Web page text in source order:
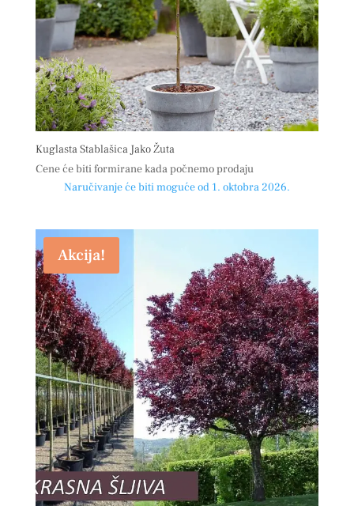
Kuglasta Stablašica Jako Žuta
Cene će biti formirane kada počnemo prodaju
Naručivanje će biti moguće od 1. oktobra 2026.
Akcija!